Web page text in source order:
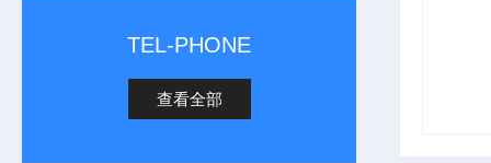
TEL-PHONE
查看全部